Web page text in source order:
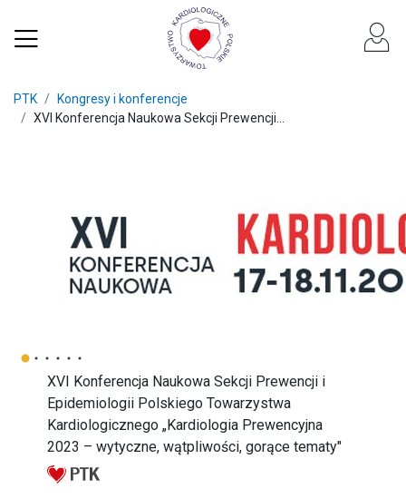
PTK
Kongresy i konferencje
XVI Konferencja Naukowa Sekcji Prewencji...
XVI Konferencja Naukowa Sekcji Prewencji i
Epidemiologii Polskiego Towarzystwa
Kardiologicznego „Kardiologia Prewencyjna
2023 – wytyczne, wątpliwości, gorące tematy"